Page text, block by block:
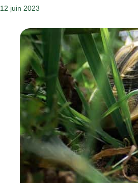
12 juin 2023